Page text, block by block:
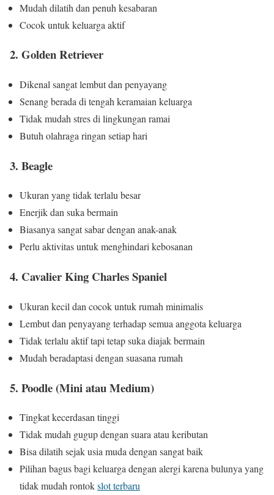
Mudah dilatih dan penuh kesabaran
Cocok untuk keluarga aktif
2. Golden Retriever
Dikenal sangat lembut dan penyayang
Senang berada di tengah keramaian keluarga
Tidak mudah stres di lingkungan ramai
Butuh olahraga ringan setiap hari
3. Beagle
Ukuran yang tidak terlalu besar
Enerjik dan suka bermain
Biasanya sangat sabar dengan anak-anak
Perlu aktivitas untuk menghindari kebosanan
4. Cavalier King Charles Spaniel
Ukuran kecil dan cocok untuk rumah minimalis
Lembut dan penyayang terhadap semua anggota keluarga
Tidak terlalu aktif tapi tetap suka diajak bermain
Mudah beradaptasi dengan suasana rumah
5. Poodle (Mini atau Medium)
Tingkat kecerdasan tinggi
Tidak mudah gugup dengan suara atau keributan
Bisa dilatih sejak usia muda dengan sangat baik
Pilihan bagus bagi keluarga dengan alergi karena bulunya yang
tidak mudah rontokslot terbaru